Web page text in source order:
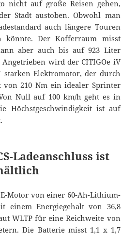
nicht auf große Reisen gehen,
Stadt austoben. Obwohl man
auch längere Touren
könnte. Der Kofferraum misst
aber auch bis auf 923 Liter
wird der CITIGOe iV
starken Elektromotor, der durch
von 210 Nm ein idealer Sprinter
Null auf 100 km/h geht es in
Höchstgeschwindigkeit ist auf
Ladeanschluss ist
Motor von einer 60-Ah-Lithium-
einem Energiegehalt von 36,8
WLTP für eine Reichweite von
Die Batterie misst 1,1 x 1,7